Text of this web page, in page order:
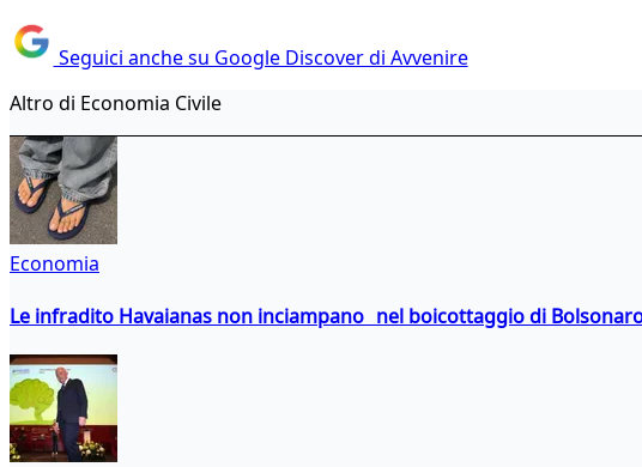
Seguici anche su Google Discover di Avvenire
Altro di Economia Civile
Economia
Le infradito Havaianas non inciampano nel boicottaggio di